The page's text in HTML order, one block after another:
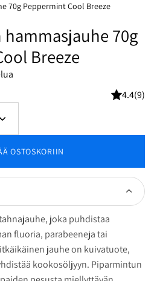
70g Peppermint Cool Breeze
70g
Breeze
4.4(9)
Lisää
OSTOSKORIIN
joka puhdistaa
fluoria, parabeeneja tai
jauhe on kuivatuote,
kookosöljyyn. Piparmintun